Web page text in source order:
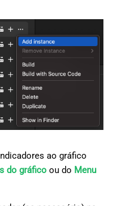
ao gráfico
do gráfico ou do Menu